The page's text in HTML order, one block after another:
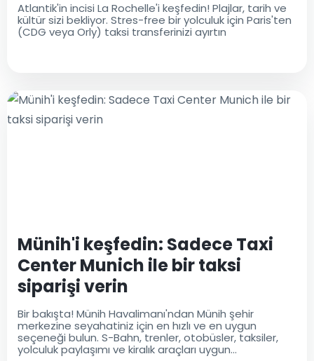
Atlantik'in incisi La Rochelle'i keşfedin! Plajlar, tarih ve
kültür sizi bekliyor. Stres-free bir yolculuk için Paris'ten
(CDG veya Orly) taksi transferinizi ayırtın
Münih'i keşfedin: Sadece Taxi
Center Munich ile bir taksi
siparişi verin
Bir bakışta! Münih Havalimanı'ndan Münih şehir
merkezine seyahatiniz için en hızlı ve en uygun
seçeneği bulun. S-Bahn, trenler, otobüsler, taksiler,
yolculuk paylaşımı ve kiralık araçları uygun